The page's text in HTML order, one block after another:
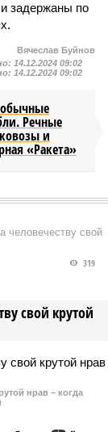
задержаны по
Вячеслав Буйнов
14.12.2024 09:02
14.12.2024 09:02
Речные
и
«Ракета»
человечеству свой
свой крутой
319
нрав – когда